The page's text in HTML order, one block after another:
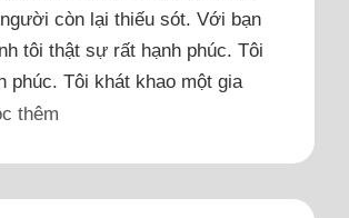
còn lại thiếu sót. Với bạn
tôi thật sự rất hạnh phúc. Tôi
phúc. Tôi khát khao một gia
thêm